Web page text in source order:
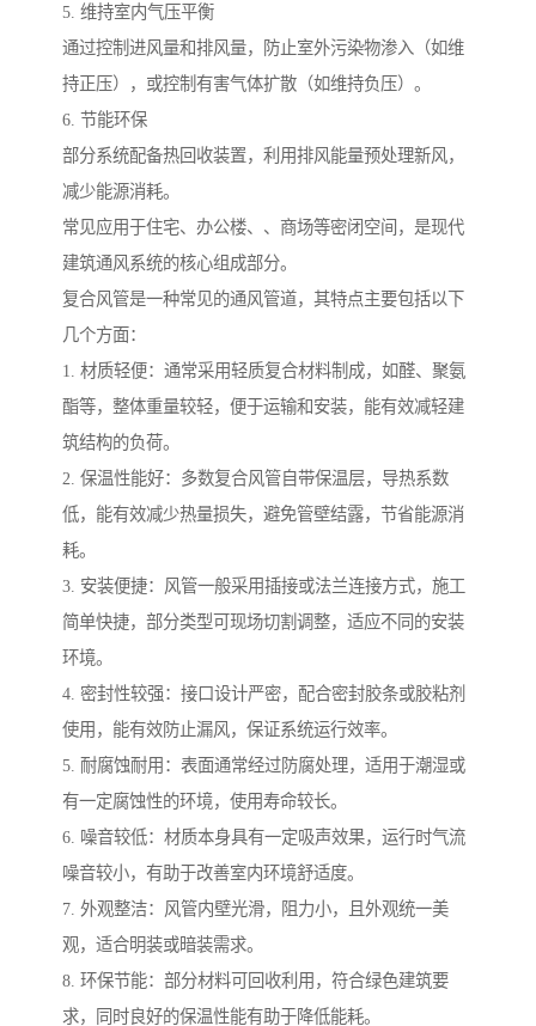
5. 维持室内气压平衡
通过控制进风量和排风量，防止室外污染物渗入（如维
持正压），或控制有害气体扩散（如维持负压）。
6. 节能环保
部分系统配备热回收装置，利用排风能量预处理新风，
减少能源消耗。
常见应用于住宅、办公楼、、商场等密闭空间，是现代
建筑通风系统的核心组成部分。
复合风管是一种常见的通风管道，其特点主要包括以下
几个方面：
1. 材质轻便：通常采用轻质复合材料制成，如醛、聚氨
酯等，整体重量较轻，便于运输和安装，能有效减轻建
筑结构的负荷。
2. 保温性能好：多数复合风管自带保温层，导热系数
低，能有效减少热量损失，避免管壁结露，节省能源消
耗。
3. 安装便捷：风管一般采用插接或法兰连接方式，施工
简单快捷，部分类型可现场切割调整，适应不同的安装
环境。
4. 密封性较强：接口设计严密，配合密封胶条或胶粘剂
使用，能有效防止漏风，保证系统运行效率。
5. 耐腐蚀耐用：表面通常经过防腐处理，适用于潮湿或
有一定腐蚀性的环境，使用寿命较长。
6. 噪音较低：材质本身具有一定吸声效果，运行时气流
噪音较小，有助于改善室内环境舒适度。
7. 外观整洁：风管内壁光滑，阻力小，且外观统一美
观，适合明装或暗装需求。
8. 环保节能：部分材料可回收利用，符合绿色建筑要
求，同时良好的保温性能有助于降低能耗。